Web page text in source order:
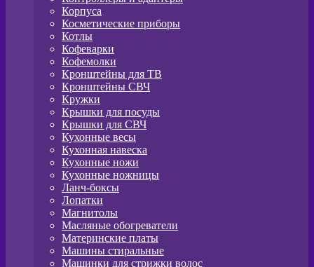
Корпуса
Косметические приборы
Котлы
Кофеварки
Кофемолки
Кронштейны для ТВ
Кронштейны СВЧ
Кружки
Крышки для посуды
Крышки для СВЧ
Кухонные весы
Кухонная навеска
Кухонные ножи
Кухонные ножницы
Ланч-боксы
Лопатки
Магнитолы
Масляные обогреватели
Материнские платы
Машины стиральные
Машинки для стрижки волос